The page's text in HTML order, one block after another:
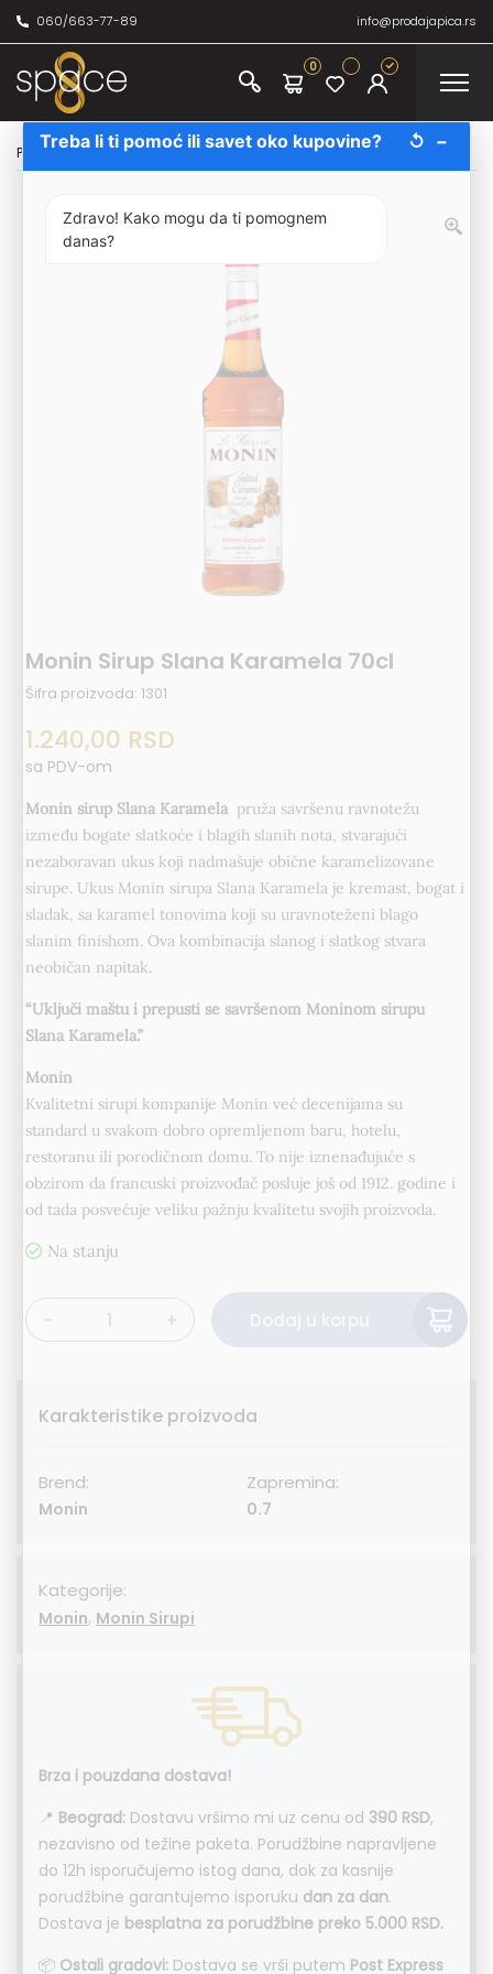
060/663-77-89 info@prodajapica.rs
0
Početna/Bezalkoholno/ Monin/Monin Sirup Slana Karamela 70cl
Monin Sirup Slana Karamela 70cl
Šifra proizvoda: 1301
1.240,00 RSD
sa PDV-om
Monin sirup Slana Karamela pruža savršenu ravnotežu
između bogate slatkoće i blagih slanih nota, stvarajući
nezaboravan ukus koji nadmašuje obične karamelizovane
sirupe. Ukus Monin sirupa Slana Karamela je kremast, bogat i
sladak, sa karamel tonovima koji su uravnoteženi blago
slanim finishom. Ova kombinacija slanog i slatkog stvara
neobičan napitak.
“Uključi maštu i prepusti se savršenom Moninom sirupu
Slana Karamela.”
Monin
Kvalitetni sirupi kompanije Monin već decenijama su
standard u svakom dobro opremljenom baru, hotelu,
restoranu ili porodičnom domu. To nije iznenađujuće s
obzirom da francuski proizvođač posluje još od 1912. godine i
od tada posvećuje veliku pažnju kvalitetu svojih proizvoda.
Monin Sirup Slana Karamela 70cl količina
Alternative:
Karakteristike proizvoda
Brend:
Monin
Zapremina:
0.7
Kategorije:
Monin, Monin Sirupi
Brza i pouzdana dostava!
📍 Beograd: Dostavu vršimo mi uz cenu od 390 RSD,
nezavisno od težine paketa. Porudžbine napravljene
do 12h isporučujemo istog dana, dok za kasnije
porudžbine garantujemo isporuku dan za dan.
Dostava je besplatna za porudžbine preko 5.000 RSD.
📦 Ostali gradovi: Dostava se vrši putem Post Express
Treba li ti pomoć ili savet oko kupovine? ↺ −
Zdravo! Kako mogu da ti pomognem
danas?